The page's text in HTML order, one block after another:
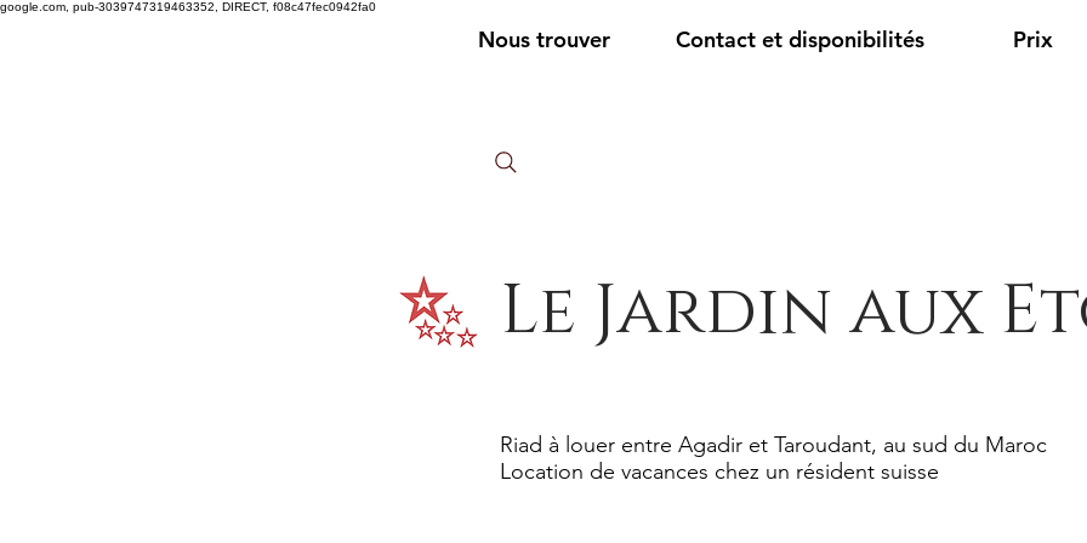
google.com, pub-3039747319463352, DIRECT, f08c47fec0942fa0
Nous trouver Contact et disponibilités Prix
Le Jardin aux
Riad à louer entre Agadir et Taroudant, au sud du Maroc
Location de vacances chez un résident suisse